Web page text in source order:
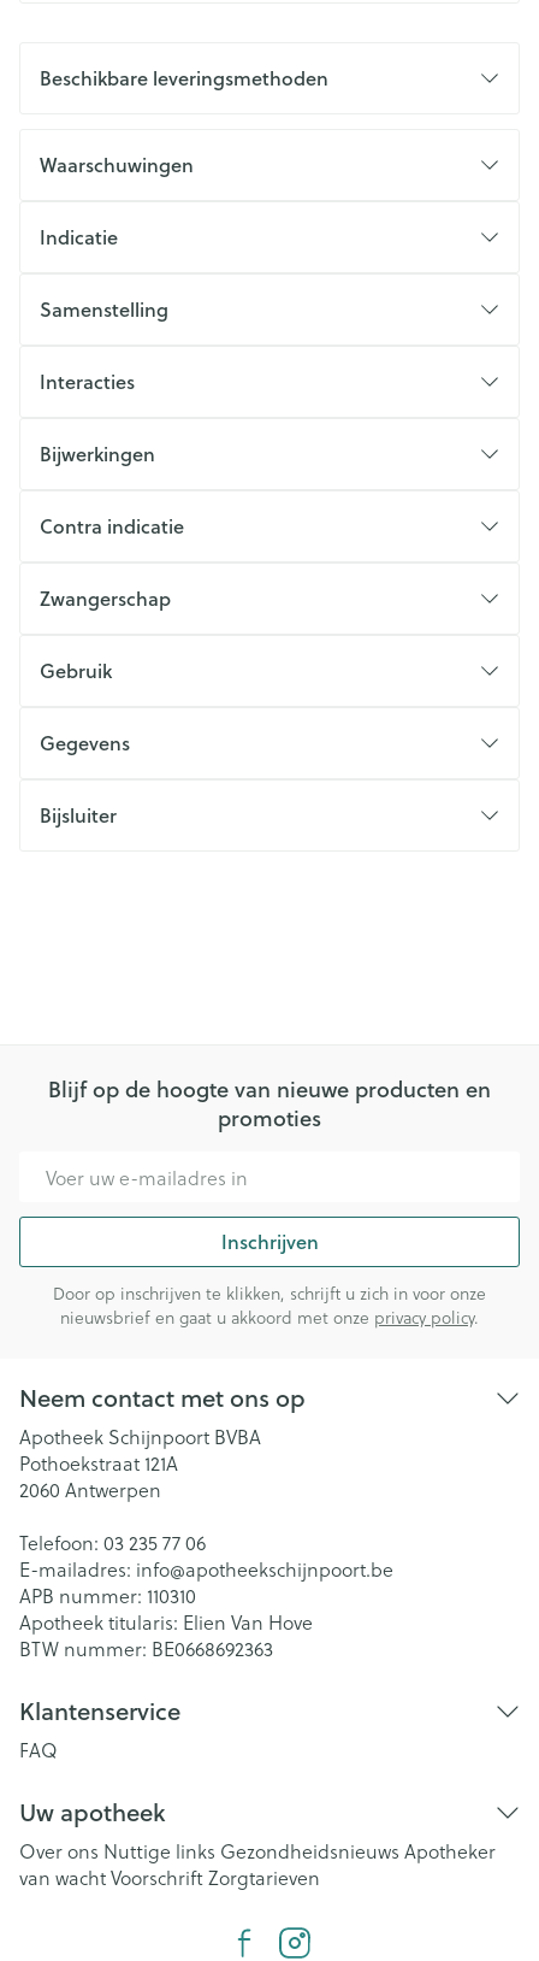
Beschikbare leveringsmethoden
Waarschuwingen
Indicatie
Samenstelling
Interacties
Bijwerkingen
Contra indicatie
Zwangerschap
Gebruik
Gegevens
Bijsluiter
Blijf op de hoogte van nieuwe producten en
promoties
Inschrijven
Door op inschrijven te klikken, schrijft u zich in voor onze
nieuwsbrief en gaat u akkoord met onze privacy policy.
Neem contact met ons op
Apotheek Schijnpoort BVBA
Pothoekstraat 121A
2060 Antwerpen
Telefoon: 03 235 77 06
E-mailadres: info@apotheekschijnpoort.be
APB nummer: 110310
Apotheek titularis: Elien Van Hove
BTW nummer: BE0668692363
Klantenservice
FAQ
Uw apotheek
Over ons Nuttige links Gezondheidsnieuws Apotheker
van wachtVoorschriftZorgtarieven